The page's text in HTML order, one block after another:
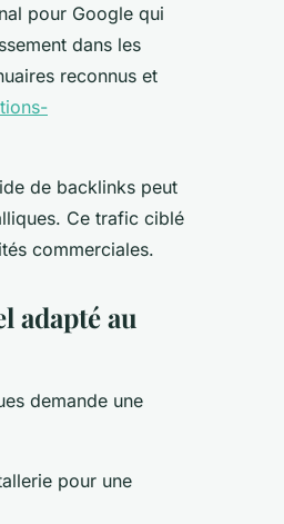
pour Google qui
dans les
reconnus et
de backlinks peut
Ce trafic ciblé
commerciales.
adapté au
demande une
pour une